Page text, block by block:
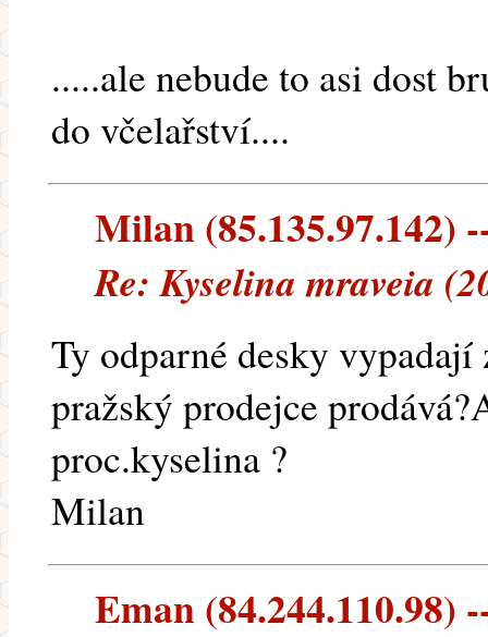
.....ale nebude to asi dost
do včelařství....
Milan (85.135.97.142)
Re: Kyselina mraveia
Ty odparné desky
pražský prodejce
proc.kyselina ?
Milan
Eman (84.244.110.98)